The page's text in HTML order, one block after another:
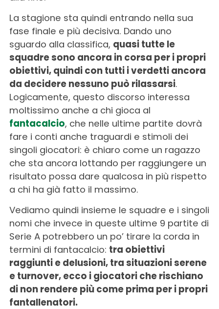
La stagione sta quindi entrando nella sua
fase finale e più decisiva. Dando uno
sguardo alla classifica, quasi tutte le
squadre sono ancora in corsa per i propri
obiettivi, quindi con tutti i verdetti ancora
da decidere nessuno può rilassarsi.
Logicamente, questo discorso interessa
moltissimo anche a chi gioca al
fantacalcio, che nelle ultime partite dovrà
fare i conti anche traguardi e stimoli dei
singoli giocatori: è chiaro come un ragazzo
che sta ancora lottando per raggiungere un
risultato possa dare qualcosa in più rispetto
a chi ha già fatto il massimo.
Vediamo quindi insieme le squadre e i singoli
nomi che invece in queste ultime 9 partite di
Serie A potrebbero un po’ tirare la corda in
termini di fantacalcio: tra obiettivi
raggiunti e delusioni, tra situazioni serene
e turnover, ecco i giocatori che rischiano
di non rendere più come prima per i propri
fantallenatori.